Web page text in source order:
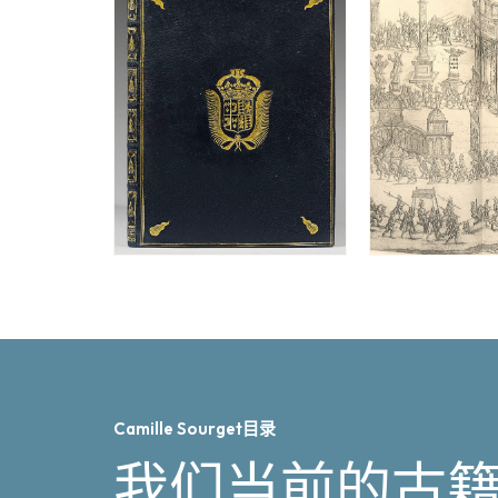
Camille Sourget目录